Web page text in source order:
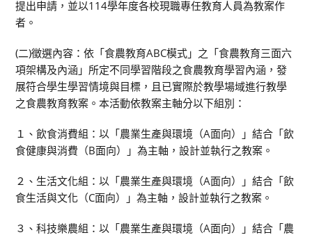
提出申請，並以114學年度各校現職專任教育人員為教案作
者。
(二)徵選內容：依「食農教育ABC模式」之「食農教育三面六
項架構及內涵」所定不同學習階段之食農教育學習內涵，發
展符合學生學習情境與目標，且已實際於教學場域進行教學
之食農教育教案。本活動依教案主軸分以下組別：
１、飲食消費組：以「農業生產與環境（A面向）」結合「飲
食健康與消費（B面向）」為主軸，設計並執行之教案。
２、生活文化組：以「農業生產與環境（A面向）」結合「飲
食生活與文化（C面向）」為主軸，設計並執行之教案。
３、科技樂農組：以「農業生產與環境（A面向）」結合「農